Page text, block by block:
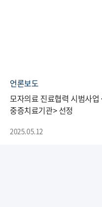
언론보도
모자의료 진료협력 시범사업
중증치료기관> 선정
2025.05.12